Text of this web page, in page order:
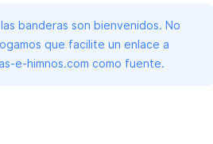
banderas son bienvenidos. No
que facilite un enlace a
e-himnos.com como fuente.